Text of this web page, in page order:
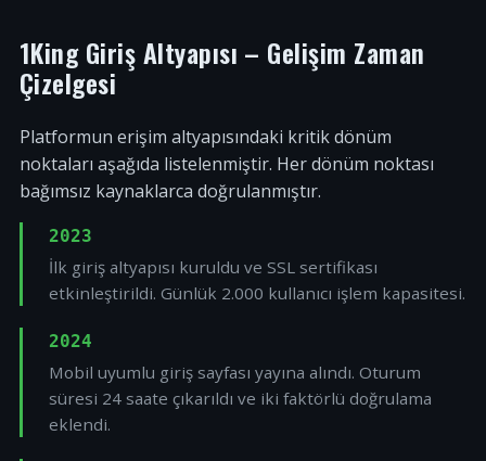
1King Giriş Altyapısı – Gelişim Zaman
Çizelgesi
Platformun erişim altyapısındaki kritik dönüm
noktaları aşağıda listelenmiştir. Her dönüm noktası
bağımsız kaynaklarca doğrulanmıştır.
2023
İlk giriş altyapısı kuruldu ve SSL sertifikası
etkinleştirildi. Günlük 2.000 kullanıcı işlem kapasitesi.
2024
Mobil uyumlu giriş sayfası yayına alındı. Oturum
süresi 24 saate çıkarıldı ve iki faktörlü doğrulama
eklendi.